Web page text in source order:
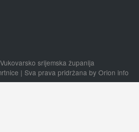
srijemska županija
| Sva prava pridržana by Orion info